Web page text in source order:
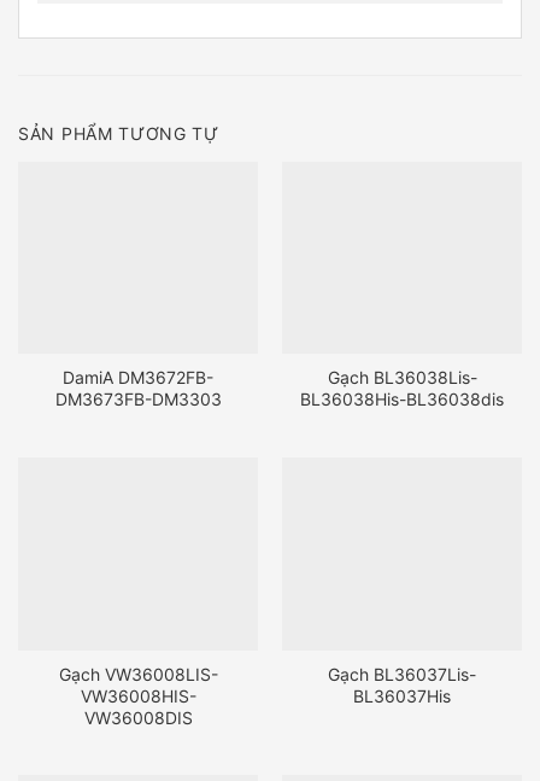
SẢN PHẨM TƯƠNG TỰ
DamiA DM3672FB-
DM3673FB-DM3303
Gạch BL36038Lis-
BL36038His-BL36038dis
Gạch VW36008LIS-
VW36008HIS-
VW36008DIS
Gạch BL36037Lis-
BL36037His